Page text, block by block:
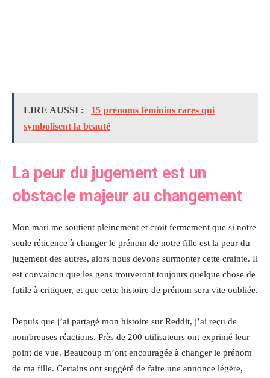
LIRE AUSSI :
15 prénoms féminins rares qui
symbolisent la beauté
La peur du jugement est un
obstacle majeur au changement
Mon mari me soutient pleinement et croit fermement que si notre
seule réticence à changer le prénom de notre fille est la peur du
jugement des autres, alors nous devons surmonter cette crainte. Il
est convaincu que les gens trouveront toujours quelque chose de
futile à critiquer, et que cette histoire de prénom sera vite oubliée.
Depuis que j’ai partagé mon histoire sur Reddit, j’ai reçu de
nombreuses réactions. Près de 200 utilisateurs ont exprimé leur
point de vue. Beaucoup m’ont encouragée à changer le prénom
de ma fille. Certains ont suggéré de faire une annonce légère,